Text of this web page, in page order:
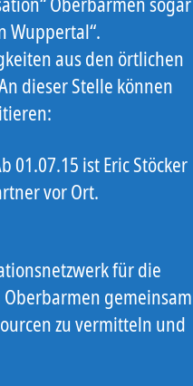
Wuppertal“.
aus den örtlichen
dieser Stelle können
01.07.15 ist Eric Stöcker
vor Ort.
für die
gemeinsam
zu vermitteln und